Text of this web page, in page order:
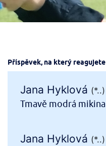
Příspěvek, na který reagujete
Jana Hyklová (*..)
Tmavě modrá mikina
Jana Hyklová (*..)